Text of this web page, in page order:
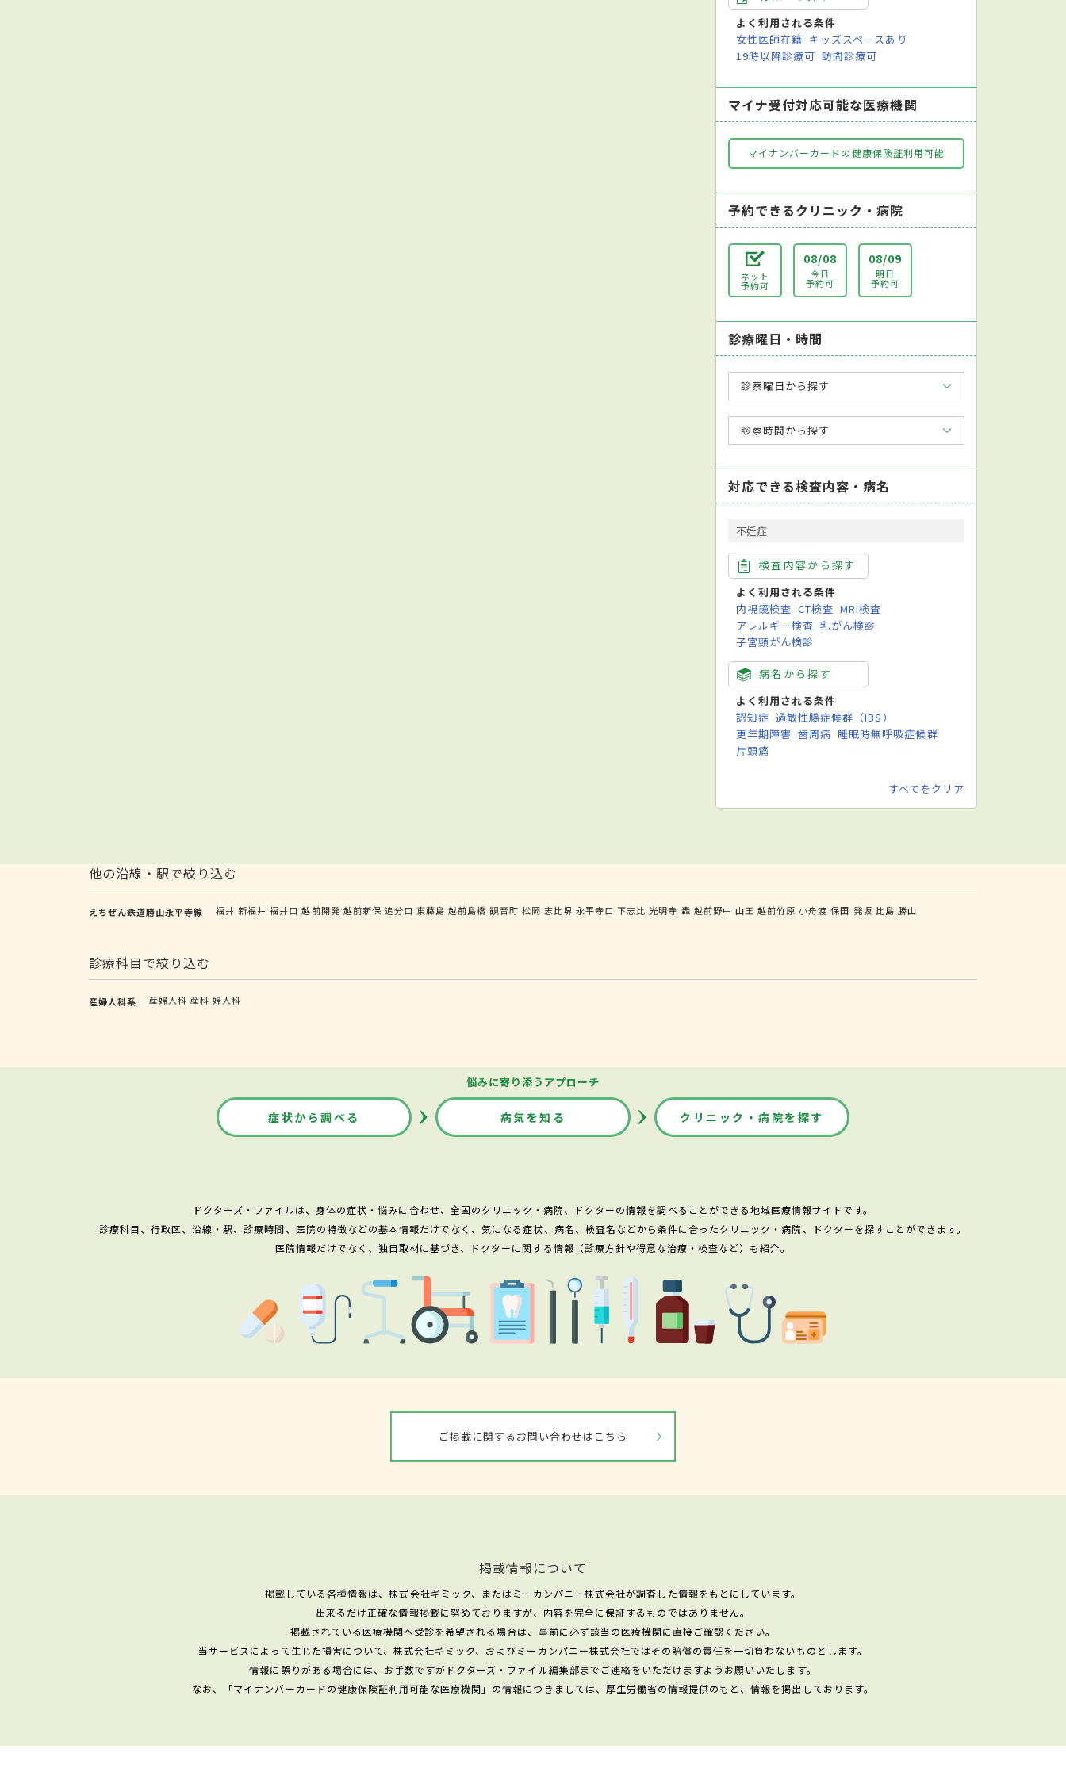
よく利用される条件
女性医師在籍 キッズスペースあり
19時以降診療可 訪問診療可
マイナ受付対応可能な医療機関
マイナンバーカードの健康保険証利用可能
予約できるクリニック・病院
ネット
予約可
08/08
今日
予約可
08/09
明日
予約可
診療曜日・時間
診察曜日から探す
診察時間から探す
対応できる検査内容・病名
不妊症
検査内容から探す
よく利用される条件
内視鏡検査 CT検査 MRI検査
アレルギー検査 乳がん検診
子宮頸がん検診
病名から探す
よく利用される条件
認知症 過敏性腸症候群（IBS）
更年期障害 歯周病 睡眠時無呼吸症候群
片頭痛
すべてをクリア
他の沿線・駅で絞り込む
えちぜん鉄道勝山永平寺線 福井 新福井 福井口 越前開発 越前新保 追分口 東藤島 越前島橋 観音町 松岡 志比堺 永平寺口 下志比 光明寺 轟 越前野中 山王 越前竹原 小舟渡 保田 発坂 比島 勝山
診療科目で絞り込む
産婦人科系 産婦人科 産科 婦人科
悩みに寄り添うアプローチ
症状から調べる 病気を知る クリニック・病院を探す
ドクターズ・ファイルは、身体の症状・悩みに合わせ、全国のクリニック・病院、ドクターの情報を調べることができる地域医療情報サイトです。
診療科目、行政区、沿線・駅、診療時間、医院の特徴などの基本情報だけでなく、気になる症状、病名、検査名などから条件に合ったクリニック・病院、ドクターを探すことができます。
医院情報だけでなく、独自取材に基づき、ドクターに関する情報（診療方針や得意な治療・検査など）も紹介。
ご掲載に関するお問い合わせはこちら
掲載情報について
掲載している各種情報は、株式会社ギミック、またはミーカンパニー株式会社が調査した情報をもとにしています。
出来るだけ正確な情報掲載に努めておりますが、内容を完全に保証するものではありません。
掲載されている医療機関へ受診を希望される場合は、事前に必ず該当の医療機関に直接ご確認ください。
当サービスによって生じた損害について、株式会社ギミック、およびミーカンパニー株式会社ではその賠償の責任を一切負わないものとします。
情報に誤りがある場合には、お手数ですがドクターズ・ファイル編集部までご連絡をいただけますようお願いいたします。
なお、「マイナンバーカードの健康保険証利用可能な医療機関」の情報につきましては、厚生労働省の情報提供のもと、情報を掲出しております。